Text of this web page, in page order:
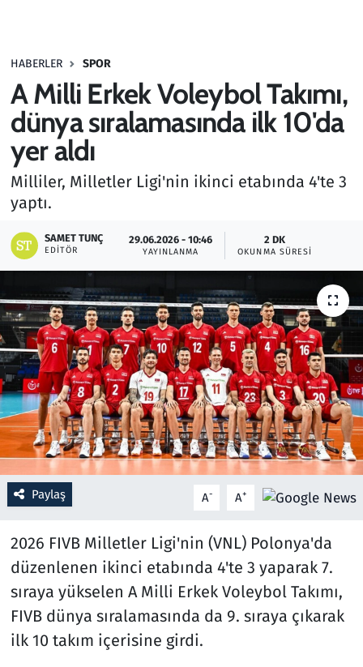
HABERLER SPOR
A Milli Erkek Voleybol Takımı,
dünya sıralamasında ilk 10'da
yer aldı
Milliler, Milletler Ligi'nin ikinci etabında 4'te 3
yaptı.
SAMET TUNÇ
EDITÖR
29.06.2026 - 10:46
YAYINLANMA
2 DK
OKUNMA SÜRESI
Paylaş A- A+
2026 FIVB Milletler Ligi'nin (VNL) Polonya'da
düzenlenen ikinci etabında 4'te 3 yaparak 7.
sıraya yükselen A Milli Erkek Voleybol Takımı,
FIVB dünya sıralamasında da 9. sıraya çıkarak
ilk 10 takım içerisine girdi.
Haber
Kurumsal Haberler
Lezzet Durağı
Memur ve Kamu
Otomobil
Oyun
Ramazan
Resmi İlanlar
Rüya Tabirleri
Sağlık
Seçim 2023
Spor
Teknoloji ve Bilim